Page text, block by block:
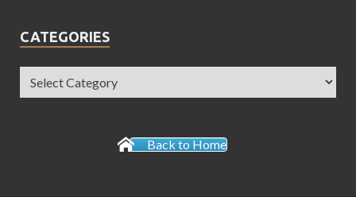
CATEGORIES
Back to Home